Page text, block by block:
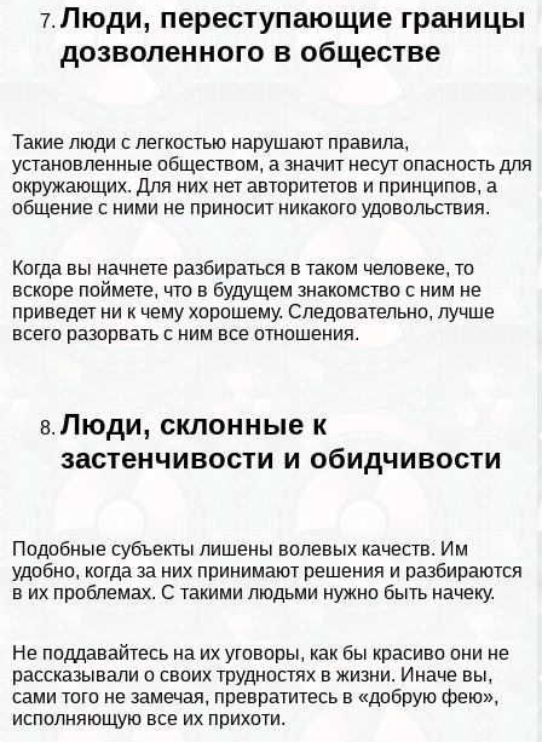
Люди, переступающие границы
дозволенного в обществе
Такие люди с легкостью нарушают правила,
установленные обществом, а значит несут опасность для
окружающих. Для них нет авторитетов и принципов, а
общение с ними не приносит никакого удовольствия.
Когда вы начнете разбираться в таком человеке, то
вскоре поймете, что в будущем знакомство с ним не
приведет ни к чему хорошему. Следовательно, лучше
всего разорвать с ним все отношения.
Люди, склонные к
застенчивости и обидчивости
Подобные субъекты лишены волевых качеств. Им
удобно, когда за них принимают решения и разбираются
в их проблемах. С такими людьми нужно быть начеку.
Не поддавайтесь на их уговоры, как бы красиво они не
рассказывали о своих трудностях в жизни. Иначе вы,
сами того не замечая, превратитесь в «добрую фею»,
исполняющую все их прихоти.